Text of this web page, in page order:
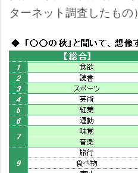
ターネット調査したもの）